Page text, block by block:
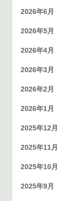
2026年6月
2026年5月
2026年4月
2026年3月
2026年2月
2026年1月
2025年12月
2025年11月
2025年10月
2025年9月